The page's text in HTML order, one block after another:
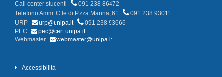
Call center studenti
091 238 86472
Telefono Amm. C.le di P.zza Marina, 61
091 238 93011
URP
urp@unipa.it
091 238 93666
PEC
pec@cert.unipa.it
Webmaster
webmaster@unipa.it
Accessibilità